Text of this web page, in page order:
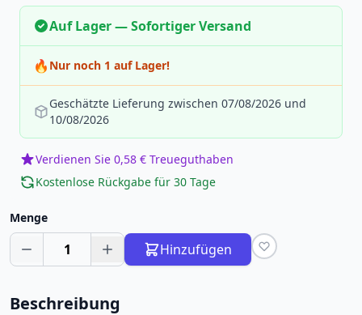
Auf Lager — Sofortiger Versand
🔥 Nur noch 1 auf Lager!
Geschätzte Lieferung zwischen 07/08/2026 und
10/08/2026
Verdienen Sie 0,58 € Treueguthaben
Kostenlose Rückgabe für 30 Tage
Menge
1 Hinzufügen
Beschreibung